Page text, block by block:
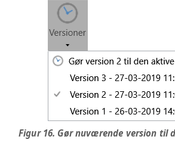
Figur 16. Gør nuværende version til